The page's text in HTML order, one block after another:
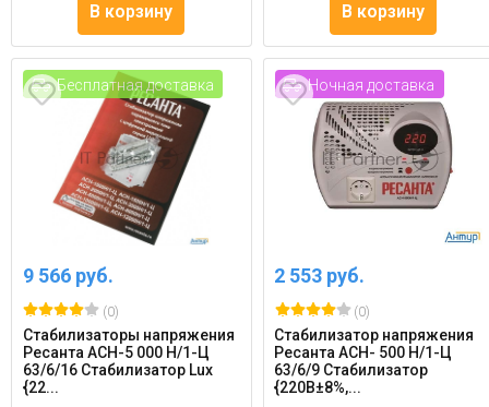
В корзину В корзину
Бесплатная доставка
9 566 руб.
(0)
Стабилизаторы напряжения
Ресанта АСН-5 000 Н/1-Ц
63/6/16 Стабилизатор Lux
{22...
Ночная доставка
2 553 руб.
(0)
Стабилизатор напряжения
Ресанта АСН- 500 Н/1-Ц
63/6/9 Стабилизатор
{220В±8%,...